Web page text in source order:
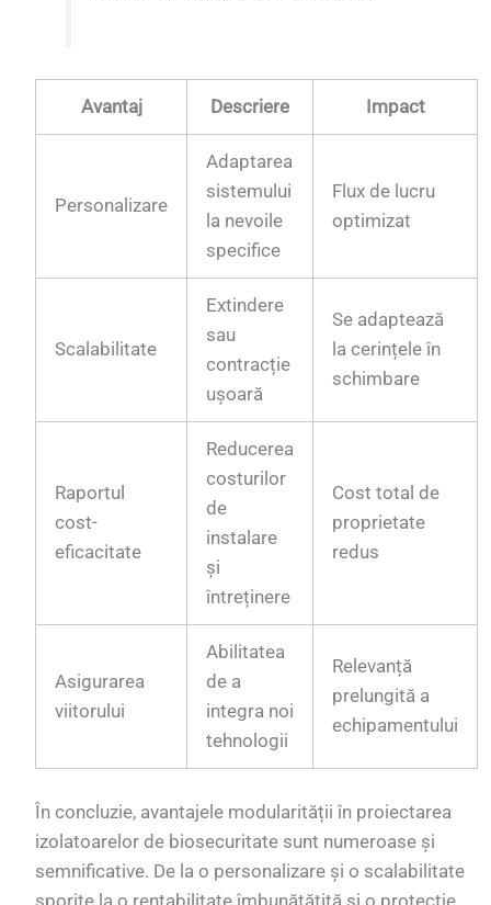
Avantaj Descriere Impact
Personalizare
Adaptarea
sistemului
la nevoile
specifice
Flux de lucru
optimizat
Scalabilitate
Extindere
sau
contracție
ușoară
Se adaptează
la cerințele în
schimbare
Raportul
cost-
eficacitate
Reducerea
costurilor
de
instalare
și
întreținere
Cost total de
proprietate
redus
Asigurarea
viitorului
Abilitatea
de a
integra noi
tehnologii
Relevanță
prelungită a
echipamentului
În concluzie, avantajele modularității în proiectarea
izolatoarelor de biosecuritate sunt numeroase și
semnificative. De la o personalizare și o scalabilitate
sporite la o rentabilitate îmbunătățită și o protecție